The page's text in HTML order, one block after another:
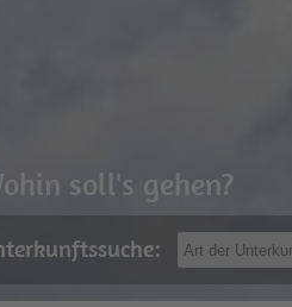
soll's gehen?